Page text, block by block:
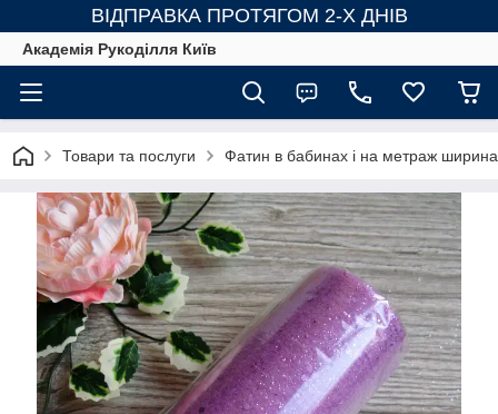
ВІДПРАВКА ПРОТЯГОМ 2-Х ДНІВ
Академія Рукоділля Київ
Товари та послуги Фатин в бабинах і на метраж